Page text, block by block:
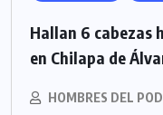
Hallan 6 cabezas
en Chilapa de
HOMBRES DEL